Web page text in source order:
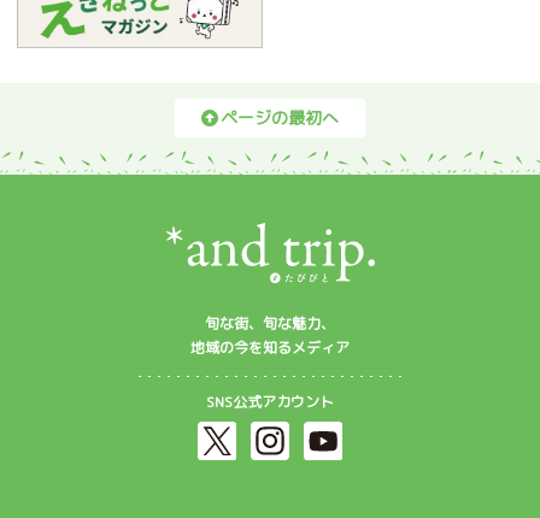
ページの最初へ
旬な街、旬な魅力、
地域の今を知るメディア
SNS公式アカウント